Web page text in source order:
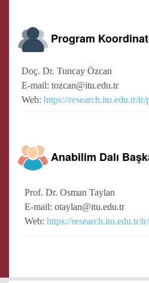
Program
Doç. Dr. Tuncay Özcan
E-mail: tozcan@itu.edu.tr
Web: https://research.itu.edu.tr/tr/
Anabilim Dalı
Prof. Dr. Osman Taylan
E-mail: otaylan@itu.edu.tr
Web: https://research.itu.edu.tr/